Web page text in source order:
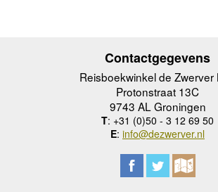
Contactgegevens
Reisboekwinkel de Zwerver
Protonstraat 13C
9743 AL Groningen
T: +31 (0)50 - 3 12 69 50
E: info@dezwerver.nl